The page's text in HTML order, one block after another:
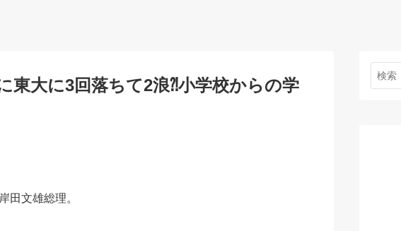
東大に3回落ちて2浪⁈小学校からの学
田文雄総理。